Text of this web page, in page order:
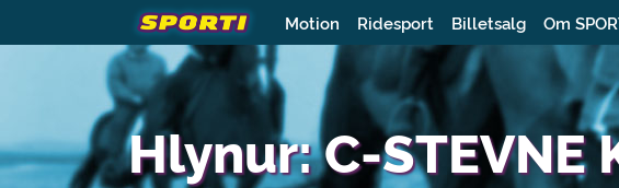
Motion Ridesport Billetsalg Om
Hlynur: C-STEVNE